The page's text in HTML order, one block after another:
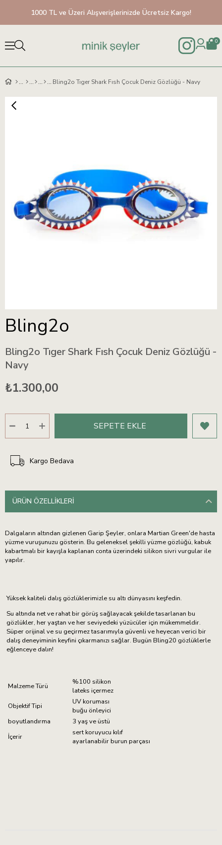
1000 TL ve Üzeri Alışverişlerinizde Ücretsiz Kargo!
0
Bling2o Tıger Shark Fısh Çocuk Deniz Gözlüğü - Navy
Bling2o
Bling2o Tıger Shark Fısh Çocuk Deniz Gözlüğü -
Navy
₺1.300,00
Kargo Bedava
ÜRÜN ÖZELLIKLERI
Dalgaların altından gizlenen Garip Şeyler, onlara Martian Green'de hasta
yüzme vuruşunuzu gösterin. Bu geleneksel şekilli yüzme gözlüğü, kabuk
kabartmalı bir kayışla kaplanan conta üzerindeki silikon sivri vurgular ile
yapılır.
Yüksek kaliteli dalış gözlüklerimizle su altı dünyasını keşfedin.
Su altında net ve rahat bir görüş sağlayacak şekilde tasarlanan bu
gözlükler, her yaştan ve her seviyedeki yüzücüler için mükemmeldir.
Süper orijinal ve su geçirmez tasarımıyla güvenli ve heyecan verici bir
dalış deneyiminin keyfini çıkarmanızı sağlar. Bugün Bling20 gözlüklerle
eğlenceye dalın!
Malzeme Türü
%100 silikon
lateks içermez
Objektif Tipi
UV koruması
buğu önleyici
boyutlandırma
3 yaş ve üstü
İçerir
sert koruyucu kılıf
ayarlanabilir burun parçası